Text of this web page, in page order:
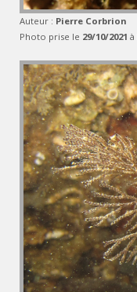
Auteur : Pierre Corbrion
Photo prise le 29/10/2021 à